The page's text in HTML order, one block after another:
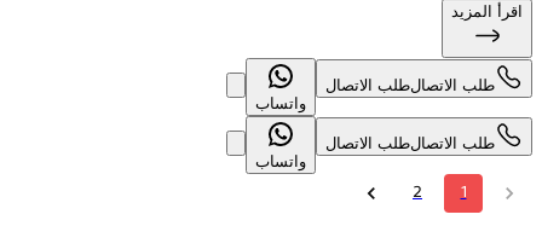
اقرأ المزيد
طلب الاتصالطلب الاتصال
واتساب
طلب الاتصالطلب الاتصال
واتساب
1
2